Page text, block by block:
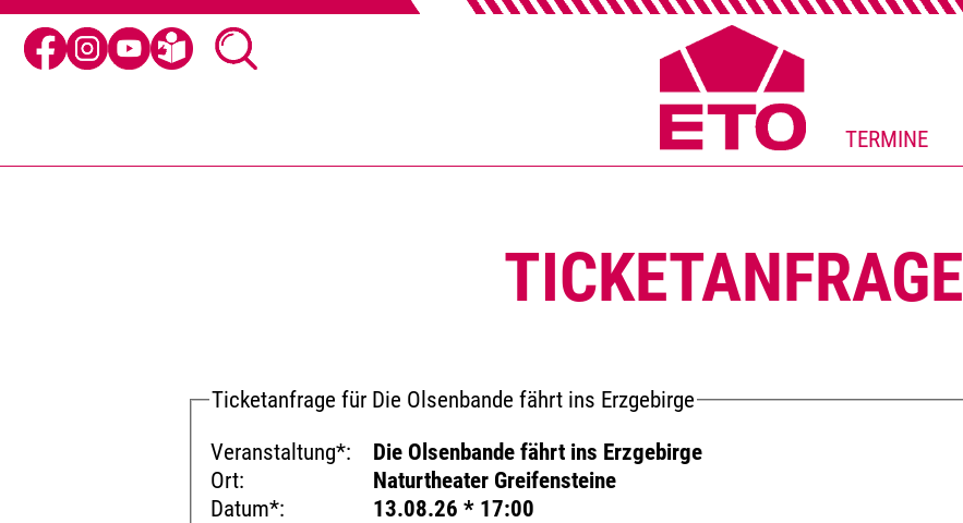
TERMINE
TICKETANFRAGE
Ticketanfrage für Die Olsenbande fährt ins Erzgebirge
Veranstaltung*:
Die Olsenbande fährt ins Erzgebirge
Ort:
Naturtheater Greifensteine
Datum*:
13.08.26 * 17:00